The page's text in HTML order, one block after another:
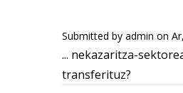
Submitted by admin on
... nekazaritza-
transferituz?